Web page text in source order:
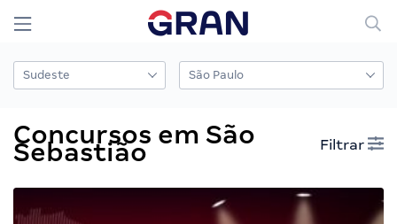
Concursos em São
Sebastião Filtrar